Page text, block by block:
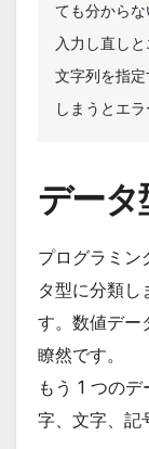
ても分からな
入力し直し
文字列を指
しまうとエラ
データ
プログラミン
タ型に分類し
す。数値デー
瞭然です。
もう 1 つのデ
字、文字、記